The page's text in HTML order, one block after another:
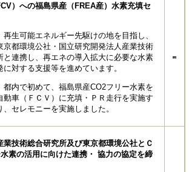
）への福島県産（FREA産）水素充填セ
再生可能エネルギー先駆けの地を目指し、
京都環境公社・国立研究開発法人産業技術
と連携し、再エネの導入拡大に必要な水素
に対する支援等を進めています。
都内で初めて、福島県産CO2フリー水素を
動車（ＦＣＶ）に充填・ＰＲ走行を実施す
、セレモニーを実施しました。
業技術総合研究所及び東京都環境公社とＣ
素の活用に向けた連携・ 協力の協定を締